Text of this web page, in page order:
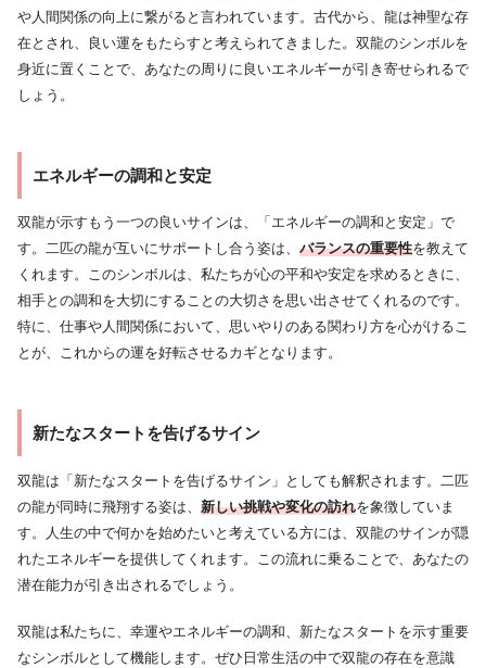
や人間関係の向上に繋がると言われています。古代から、龍は神聖な存
在とされ、良い運をもたらすと考えられてきました。双龍のシンボルを
身近に置くことで、あなたの周りに良いエネルギーが引き寄せられるで
しょう。
エネルギーの調和と安定
双龍が示すもう一つの良いサインは、「エネルギーの調和と安定」で
す。二匹の龍が互いにサポートし合う姿は、 バランスの重要性を教えて
くれます。このシンボルは、私たちが心の平和や安定を求めるときに、
相手との調和を大切にすることの大切さを思い出させてくれるのです。
特に、仕事や人間関係において、思いやりのある関わり方を心がけるこ
とが、これからの運を好転させるカギとなります。
新たなスタートを告げるサイン
双龍は「新たなスタートを告げるサイン」としても解釈されます。二匹
の龍が同時に飛翔する姿は、 新しい挑戦や変化の訪れを象徴していま
す。人生の中で何かを始めたいと考えている方には、双龍のサインが隠
れたエネルギーを提供してくれます。この流れに乗ることで、あなたの
潜在能力が引き出されるでしょう。
双龍は私たちに、幸運やエネルギーの調和、新たなスタートを示す重要
なシンボルとして機能します。ぜひ日常生活の中で双龍の存在を意識